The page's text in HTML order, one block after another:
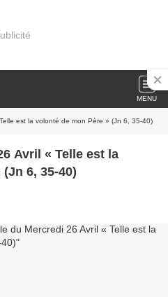
MENU
est la volonté de mon Père » (Jn 6, 35-40)
Avril « Telle est la
6, 35-40)